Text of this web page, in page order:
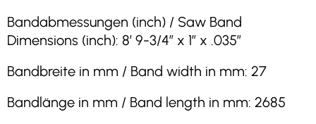
Bandabmessungen (inch) / Saw Band
Dimensions (inch): 8′ 9-3/4″ x 1″ x .035″
Bandbreite in mm / Band width in mm: 27
Bandlänge in mm / Band length in mm: 2685